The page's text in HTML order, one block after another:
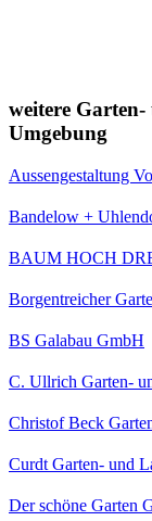
weitere
Umgebung
Aussengestaltung
Bandelow +
BAUM HOCH
Borgentreicher
BS Galabau GmbH
C. Ullrich Garten-
Christof Beck
Curdt Garten- und
Der schöne Garten